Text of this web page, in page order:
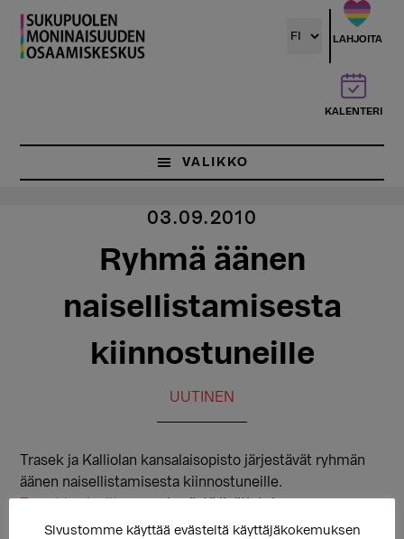
Hyppää
pääsisältöön
LAHJOITA
KALENTERI
VALIKKO
03.09.2010
Ryhmä äänen
naisellistamisesta
kiinnostuneille
UUTINEN
Trasek ja Kalliolan kansalaisopisto järjestävät ryhmän
äänen naisellistamisesta kiinnostuneille.
Ryhmä on ollut sangen suosittu, mutta siinä on vielä
Sivustomme käyttää evästeitä käyttäjäkokemuksen